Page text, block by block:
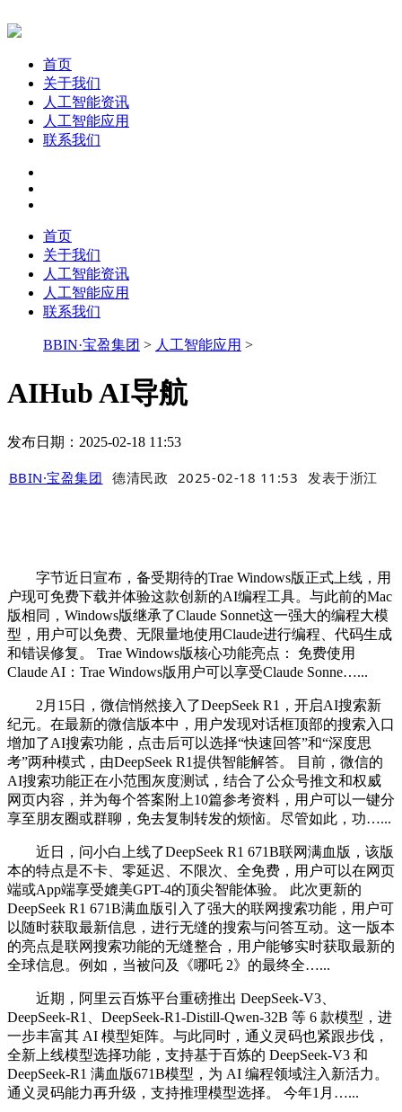
首页
关于我们
人工智能资讯
人工智能应用
联系我们
首页
关于我们
人工智能资讯
人工智能应用
联系我们
BBIN·宝盈集团 > 人工智能应用 >
AIHub AI导航
发布日期：2025-02-18 11:53
BBIN·宝盈集团 德清民政 2025-02-18 11:53 发表于浙江
字节近日宣布，备受期待的Trae Windows版正式上线，用
户现可免费下载并体验这款创新的AI编程工具。与此前的Mac
版相同，Windows版继承了Claude Sonnet这一强大的编程大模
型，用户可以免费、无限量地使用Claude进行编程、代码生成
和错误修复。 Trae Windows版核心功能亮点： 免费使用
Claude AI：Trae Windows版用户可以享受Claude Sonne…...
2月15日，微信悄然接入了DeepSeek R1，开启AI搜索新
纪元。在最新的微信版本中，用户发现对话框顶部的搜索入口
增加了AI搜索功能，点击后可以选择“快速回答”和“深度思
考”两种模式，由DeepSeek R1提供智能解答。 目前，微信的
AI搜索功能正在小范围灰度测试，结合了公众号推文和权威
网页内容，并为每个答案附上10篇参考资料，用户可以一键分
享至朋友圈或群聊，免去复制转发的烦恼。尽管如此，功…...
近日，问小白上线了DeepSeek R1 671B联网满血版，该版
本的特点是不卡、零延迟、不限次、全免费，用户可以在网页
端或App端享受媲美GPT-4的顶尖智能体验。 此次更新的
DeepSeek R1 671B满血版引入了强大的联网搜索功能，用户可
以随时获取最新信息，进行无缝的搜索与问答互动。这一版本
的亮点是联网搜索功能的无缝整合，用户能够实时获取最新的
全球信息。例如，当被问及《哪吒 2》的最终全…...
近期，阿里云百炼平台重磅推出 DeepSeek-V3、
DeepSeek-R1、DeepSeek-R1-Distill-Qwen-32B 等 6 款模型，进
一步丰富其 AI 模型矩阵。与此同时，通义灵码也紧跟步伐，
全新上线模型选择功能，支持基于百炼的 DeepSeek-V3 和
DeepSeek-R1 满血版671B模型，为 AI 编程领域注入新活力。
通义灵码能力再升级，支持推理模型选择。 今年1月…...